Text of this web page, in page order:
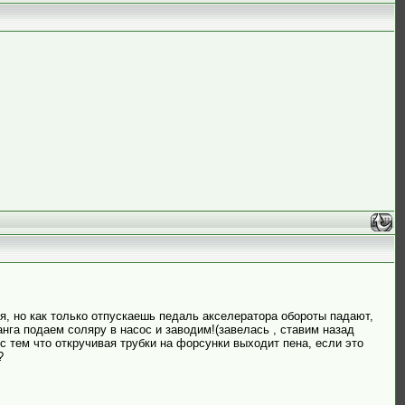
но как только отпускаешь педаль акселератора обороты падают,
подаем соляру в насос и заводим!(завелась , ставим назад
что откручивая трубки на форсунки выходит пена, если это